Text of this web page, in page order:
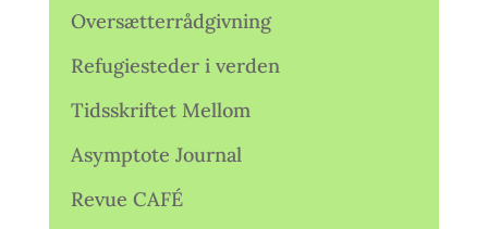
Oversætterrådgivning
Refugiesteder i verden
Tidsskriftet Mellom
Asymptote Journal
Revue CAFÉ